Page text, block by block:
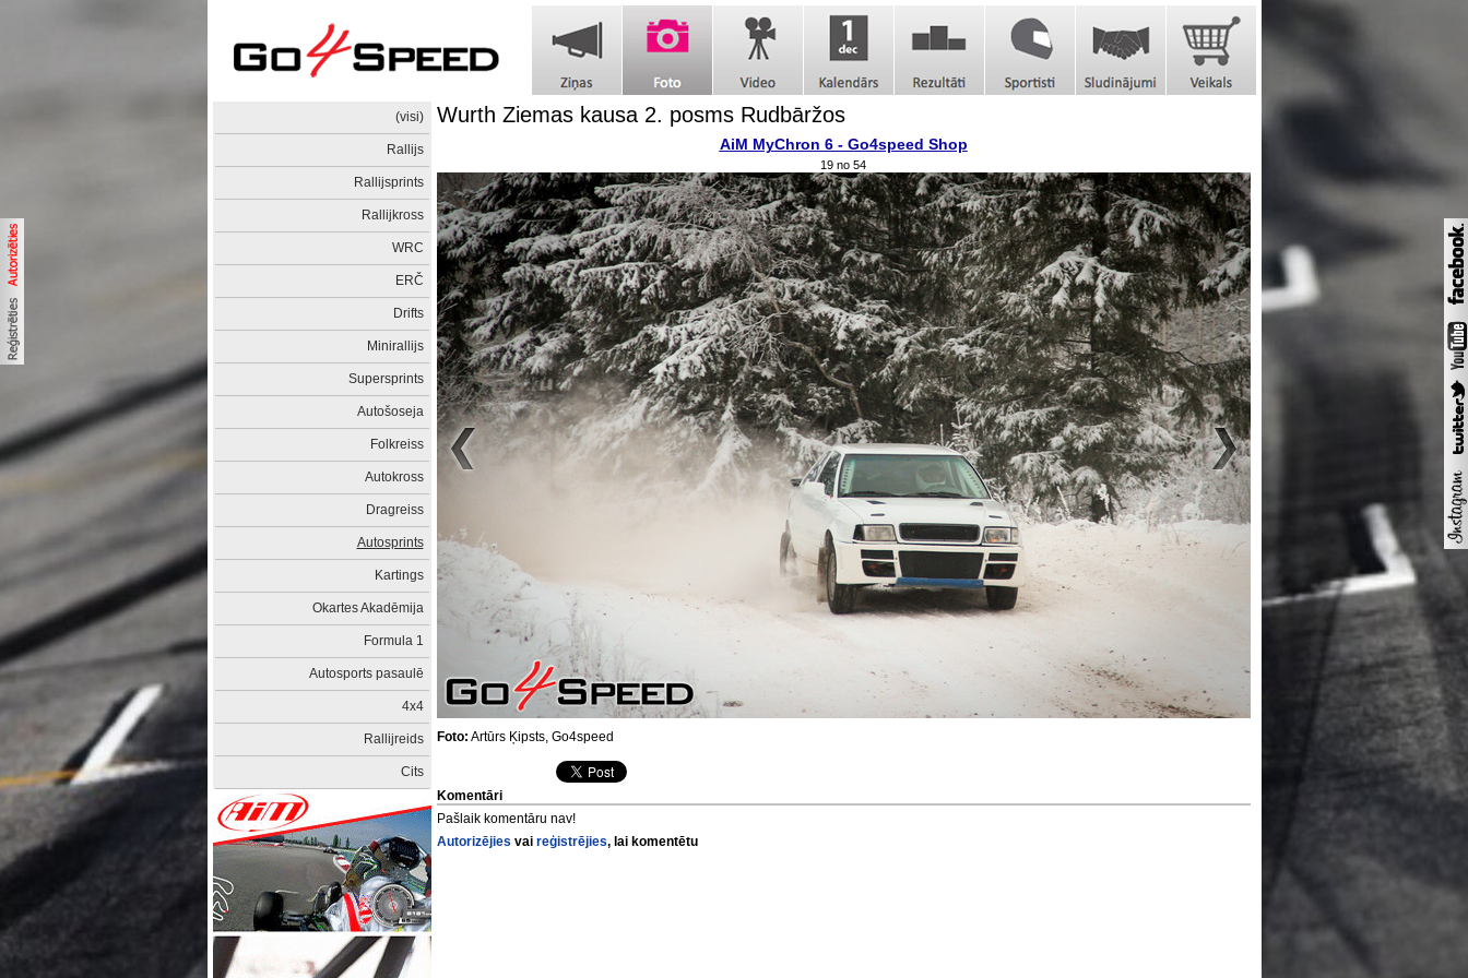
(visi)
Rallijs
Rallijsprints
Rallijkross
WRC
ERČ
Drifts
Minirallijs
Supersprints
Autošoseja
Folkreiss
Autokross
Dragreiss
Autosprints
Kartings
Okartes Akadēmija
Formula 1
Autosports pasaulē
4x4
Rallijreids
Cits
Wurth Ziemas kausa 2. posms Rudbāržos
AiM MyChron 6 - Go4speed Shop
19 no 54
Foto: Artūrs Ķipsts, Go4speed
Komentāri
Pašlaik komentāru nav!
Autorizējies vai reģistrējies, lai komentētu